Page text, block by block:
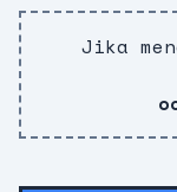
Jika